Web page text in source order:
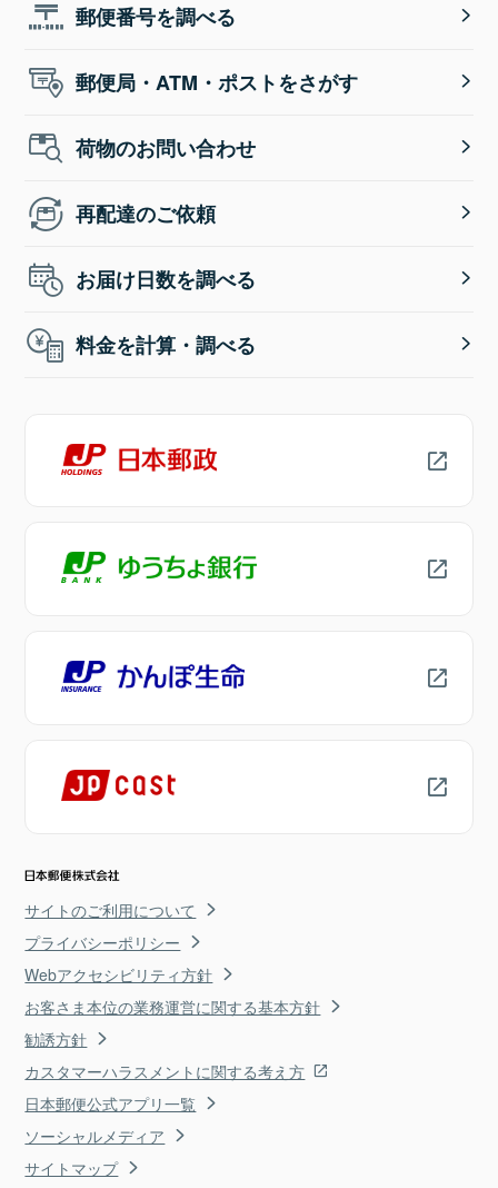
郵便番号を調べる
郵便局・ATM・ポストをさがす
荷物のお問い合わせ
再配達のご依頼
お届け日数を調べる
料金を計算・調べる
サイトのご利用について
プライバシーポリシー
Webアクセシビリティ方針
お客さま本位の業務運営に関する基本方針
勧誘方針
カスタマーハラスメントに関する考え方
日本郵便公式アプリ一覧
ソーシャルメディア
サイトマップ